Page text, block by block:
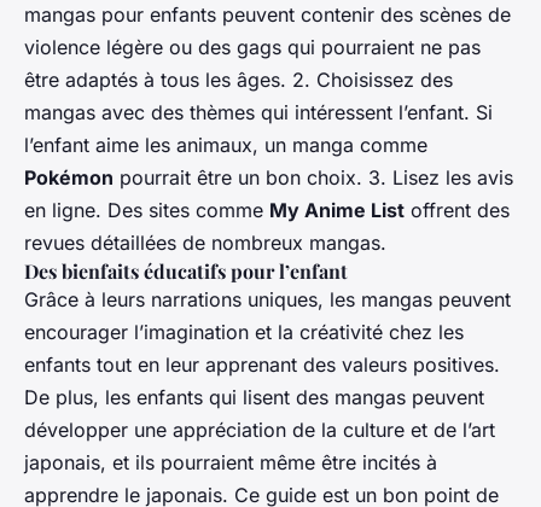
mangas pour enfants peuvent contenir des scènes de
violence légère ou des gags qui pourraient ne pas
être adaptés à tous les âges. 2. Choisissez des
mangas avec des thèmes qui intéressent l’enfant. Si
l’enfant aime les animaux, un manga comme
Pokémon pourrait être un bon choix. 3. Lisez les avis
en ligne. Des sites comme My Anime List offrent des
revues détaillées de nombreux mangas.
Des bienfaits éducatifs pour l’enfant
Grâce à leurs narrations uniques, les mangas peuvent
encourager l’imagination et la créativité chez les
enfants tout en leur apprenant des valeurs positives.
De plus, les enfants qui lisent des mangas peuvent
développer une appréciation de la culture et de l’art
japonais, et ils pourraient même être incités à
apprendre le japonais. Ce guide est un bon point de